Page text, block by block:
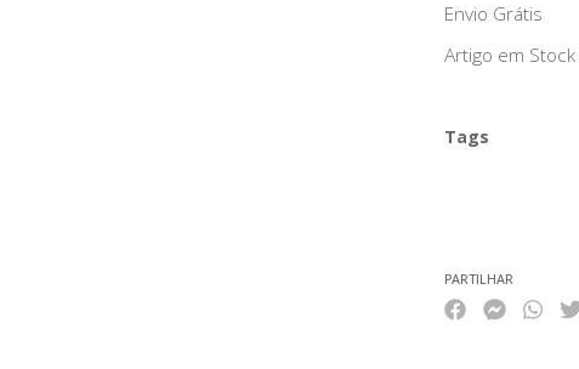
Envio Grátis
Artigo em Stock
Tags
PARTILHAR